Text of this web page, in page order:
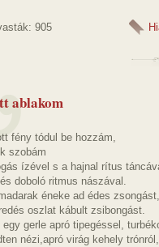
905
ablakom
fény tódul be hozzám,
szobám
ízével s a hajnal rítus
doboló ritmus nászával.
éneke ad édes zsongást,
oszlat kábult zsibongást.
egy gerle apró tipegéssel,
nézi,apró virág kehely trónról,